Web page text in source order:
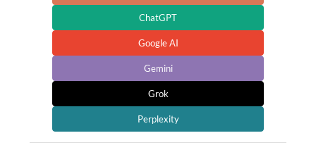
ChatGPT
Google AI
Gemini
Grok
Perplexity